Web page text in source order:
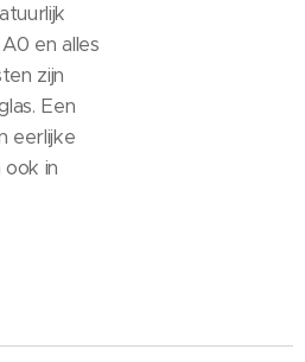
en alles
zijn
Een
eerlijke
ook in